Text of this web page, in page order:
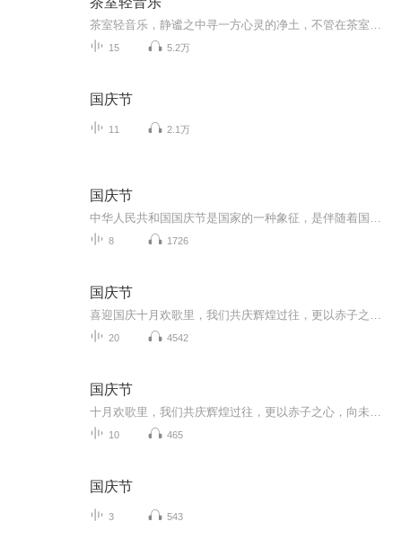
15 5.2万
国庆节
11 2.1万
国庆节
8 1726
国庆节
20 4542
国庆节
10 465
国庆节
3 543